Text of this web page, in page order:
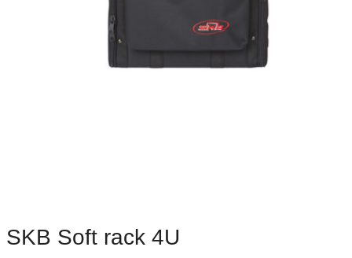
SKB Soft rack 4U